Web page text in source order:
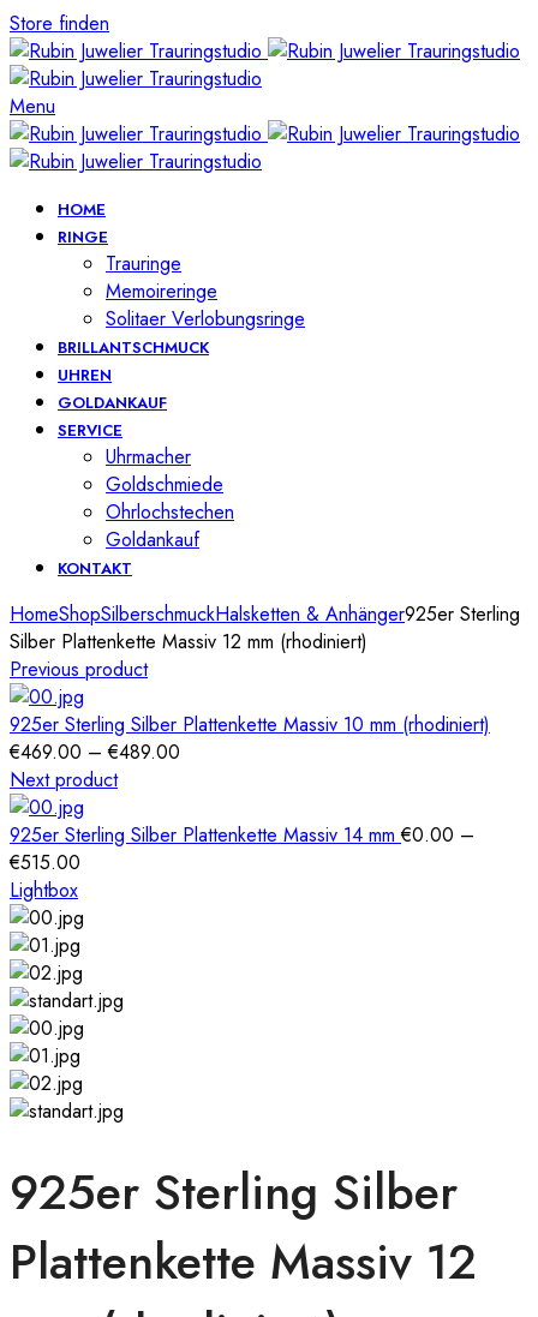
Store finden
Menu
HOME
RINGE
Trauringe
Memoireringe
Solitaer Verlobungsringe
BRILLANTSCHMUCK
UHREN
GOLDANKAUF
SERVICE
Uhrmacher
Goldschmiede
Ohrlochstechen
Goldankauf
KONTAKT
HomeShopSilberschmuckHalsketten & Anhänger925er Sterling
Silber Plattenkette Massiv 12 mm (rhodiniert)
Previous product
925er Sterling Silber Plattenkette Massiv 10 mm (rhodiniert)
€469.00 –€489.00
€489.00
Next product
925er Sterling Silber Plattenkette Massiv 14 mm€0.00 –
€515.00
bis
Lightbox
925er Sterling Silber
Plattenkette Massiv 12